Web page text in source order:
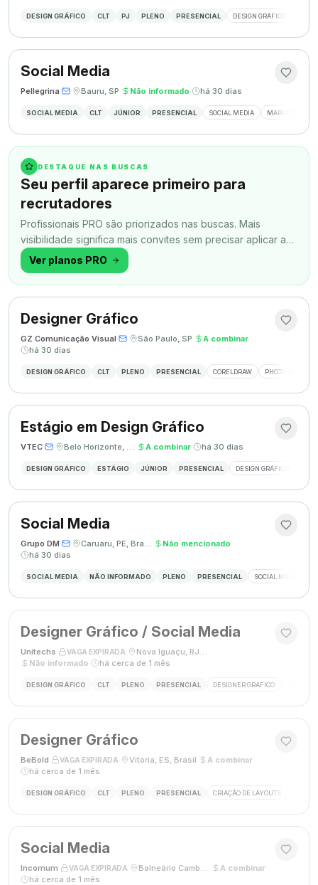
DESIGN GRÁFICO CLT PJ PLENO PRESENCIAL DESIGN GRÁFICO
Social Media
Pellegrina· · Bauru, SP· Não informado· há 30 dias
SOCIAL MEDIA CLT JÚNIOR PRESENCIAL SOCIAL MEDIA MARKETING
DESTAQUE NAS BUSCAS
Seu perfil aparece primeiro para
recrutadores
Profissionais PRO são priorizados nas buscas. Mais
visibilidade significa mais convites sem precisar aplicar a
todo momento.
Ver planos PRO
Designer Gráfico
GZ Comunicação Visual· · São Paulo, SP· A combinar·
há 30 dias
DESIGN GRÁFICO CLT PLENO PRESENCIAL CORELDRAW PHOTOSHOP
Estágio em Design Gráfico
VTEC· · Belo Horizonte, MG · A combinar· há 30 dias
DESIGN GRÁFICO ESTÁGIO JÚNIOR PRESENCIAL DESIGN GRÁFICO
Social Media
Grupo DM· · Caruaru, PE, Brasil· Não mencionado·
há 30 dias
SOCIAL MEDIA NÃO INFORMADO PLENO PRESENCIAL SOCIAL MEDIA
Designer Gráfico / Social Media
Unitechs VAGA EXPIRADA Nova Iguaçu, RJ, Brasil
Não informado
há cerca de 1 mês
DESIGN GRÁFICO CLT PLENO PRESENCIAL DESIGNER GRÁFICO
Designer Gráfico
BeBold VAGA EXPIRADA Vitória, ES, Brasil A combinar·
há cerca de 1 mês
DESIGN GRÁFICO CLT PLENO PRESENCIAL CRIAÇÃO DE LAYOUTS
Social Media
Incomum VAGA EXPIRADA Balneário Camboriú, SC A combinar·
há cerca de 1 mês